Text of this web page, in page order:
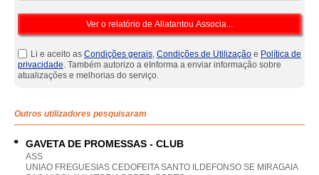
Li e aceito as Condições gerais, Condições de Utilização e Política de
privacidade. Também autorizo a eInforma a enviar informação sobre
atualizações e melhorias do serviço.
Outros utilizadores pesquisaram
GAVETA DE PROMESSAS - CLUB
ASS
UNIAO FREGUESIAS CEDOFEITA SANTO ILDEFONSO SE MIRAGAIA